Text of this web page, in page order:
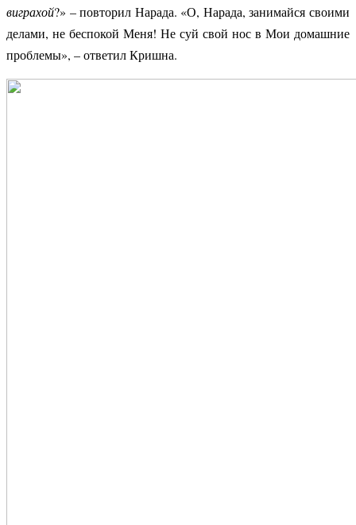
виграхой?» – повторил Нарада. «О, Нарада, занимайся своими
делами, не беспокой Меня! Не суй свой нос в Мои домашние
проблемы», – ответил Кришна.